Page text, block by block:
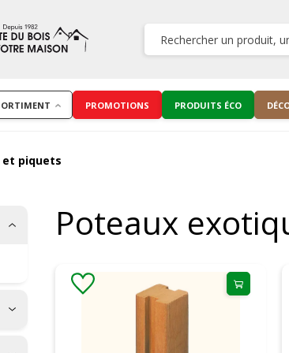
PROMOTIONS PRODUITS ÉCO
et piquets
Poteaux